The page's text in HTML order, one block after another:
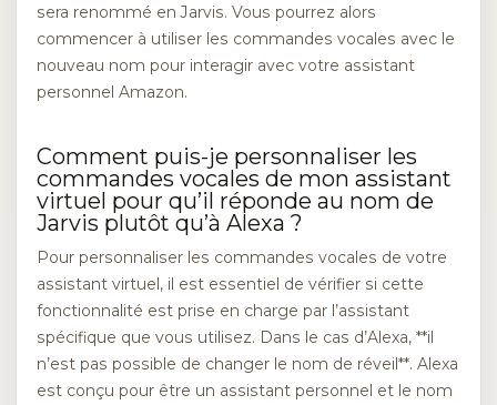
sera renommé en Jarvis. Vous pourrez alors
commencer à utiliser les commandes vocales avec le
nouveau nom pour interagir avec votre assistant
personnel Amazon.
Comment puis-je personnaliser les
commandes vocales de mon assistant
virtuel pour qu’il réponde au nom de
Jarvis plutôt qu’à Alexa ?
Pour personnaliser les commandes vocales de votre
assistant virtuel, il est essentiel de vérifier si cette
fonctionnalité est prise en charge par l’assistant
spécifique que vous utilisez. Dans le cas d’Alexa, **il
n’est pas possible de changer le nom de réveil**. Alexa
est conçu pour être un assistant personnel et le nom